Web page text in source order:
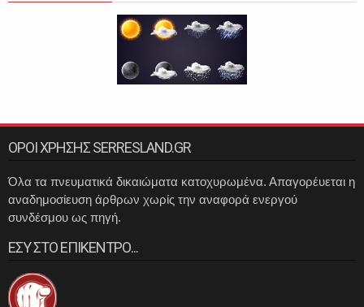
ΟΡΟΙ ΧΡΗΣΗΣ SERRESLAND.GR
Όλα τα πνευματικά δικαιώματα κατοχυρωμένα. Απαγορέυεται η
αναδημοσίευση άρθρων χωρίς την αναφορά ενεργού
συνδέσμου ως πηγή.
ΕΣΥ ΣΤΟ ΕΠΙΚΕΝΤΡΟ...